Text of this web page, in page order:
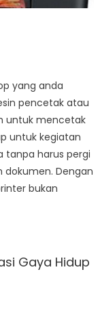
yang anda
pencetak atau
untuk mencetak
untuk kegiatan
tanpa harus pergi
Dengan
bukan
Gaya Hidup